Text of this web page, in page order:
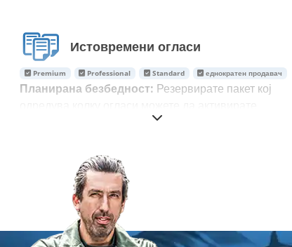
Истовремени огласи
Premium Professional Standard еднократен продавач
Планирана безбедност: Резервирате пакет кој
паралелно. Овој број останува непроменет во текот